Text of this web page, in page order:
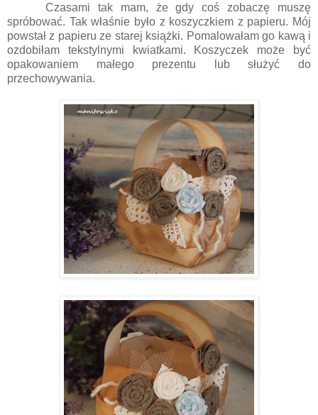
Czasami tak mam, że gdy coś zobaczę muszę
spróbować. Tak właśnie było z koszyczkiem z papieru. Mój
powstał z papieru ze starej książki. Pomalowałam go kawą i
ozdobiłam tekstylnymi kwiatkami. Koszyczek może być
opakowaniem małego prezentu lub służyć do
przechowywania.